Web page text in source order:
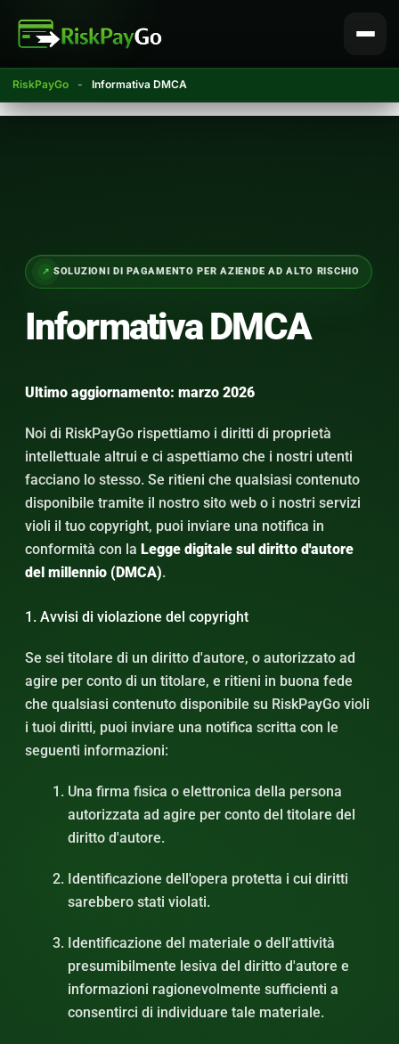
RiskPayGo - Informativa DMCA
contenuto
SOLUZIONI DI PAGAMENTO PER AZIENDE AD ALTO RISCHIO
Informativa DMCA
Ultimo aggiornamento: marzo 2026
Noi di RiskPayGo rispettiamo i diritti di proprietà
intellettuale altrui e ci aspettiamo che i nostri utenti
facciano lo stesso. Se ritieni che qualsiasi contenuto
disponibile tramite il nostro sito web o i nostri servizi
violi il tuo copyright, puoi inviare una notifica in
conformità con la Legge digitale sul diritto d'autore
del millennio (DMCA).
1. Avvisi di violazione del copyright
Se sei titolare di un diritto d'autore, o autorizzato ad
agire per conto di un titolare, e ritieni in buona fede
che qualsiasi contenuto disponibile su RiskPayGo violi
i tuoi diritti, puoi inviare una notifica scritta con le
seguenti informazioni:
Una firma fisica o elettronica della persona
autorizzata ad agire per conto del titolare del
diritto d'autore.
Identificazione dell'opera protetta i cui diritti
sarebbero stati violati.
Identificazione del materiale o dell'attività
presumibilmente lesiva del diritto d'autore e
informazioni ragionevolmente sufficienti a
consentirci di individuare tale materiale.